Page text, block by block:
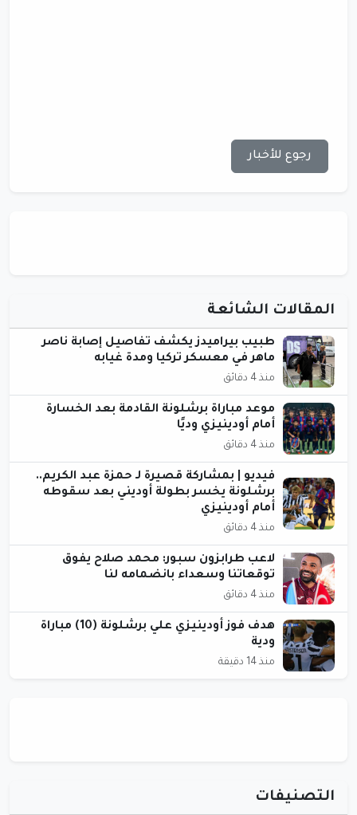
رجوع للأخبار
المقالات الشائعة
طبيب بيراميدز يكشف تفاصيل إصابة ناصر
ماهر في معسكر تركيا ومدة غيابه
منذ 4 دقائق
موعد مباراة برشلونة القادمة بعد الخسارة
أمام أودينيزي وديًا
منذ 4 دقائق
فيديو | بمشاركة قصيرة لـ حمزة عبد الكريم..
برشلونة يخسر بطولة أوديني بعد سقوطه
أمام أودينيزي
منذ 4 دقائق
لاعب طرابزون سبور: محمد صلاح يفوق
توقعاتنا وسعداء بانضمامه لنا
منذ 4 دقائق
هدف فوز أودينيزي علي برشلونة (10) مباراة
ودية
منذ 14 دقيقة
التصنيفات